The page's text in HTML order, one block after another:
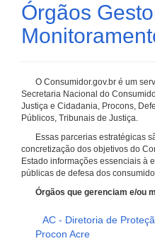
Órgãos
O Consumidor.gov.br é um
Secretaria Nacional do
Justiça e Cidadania, Procons,
Públicos, Tribunais de Justiça.
Essas parcerias estratégicas
concretização dos objetivos do
Estado informações essenciais à
públicas de defesa dos
Órgãos que gerenciam e/ou
AC - Diretoria de
Procon Acre